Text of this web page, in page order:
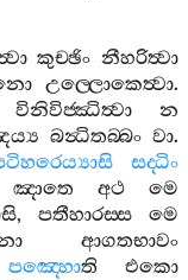
කුච‍්ඡිං නීහරිත්‍වා
උල‍්ලොකෙත්‍වා.
විනිවිජ‍්ඣිත්‍වා
න
බන්‍ධිතබ‍්බං වා.
සද‍්ධිං
ඤාතෙ අථ
මෙ
, පතීහාරස‍්ස
මෙ
ආගතභාවං
පඤ‍්හොති
එකො